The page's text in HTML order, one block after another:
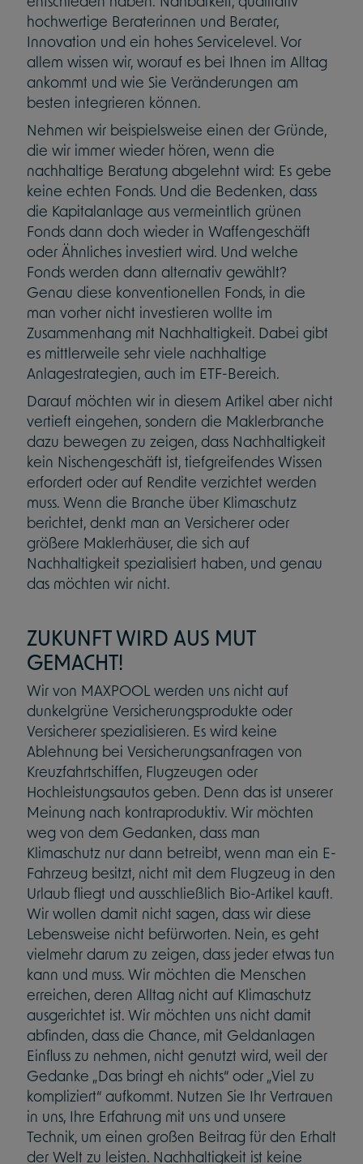
hochwertige Beraterinnen und Berater,
Innovation und ein hohes Servicelevel. Vor
allem wissen wir, worauf es bei Ihnen im Alltag
ankommt und wie Sie Veränderungen am
besten integrieren können.
Nehmen wir beispielsweise einen der Gründe,
die wir immer wieder hören, wenn die
nachhaltige Beratung abgelehnt wird: Es gebe
keine echten Fonds. Und die Bedenken, dass
die Kapitalanlage aus vermeintlich grünen
Fonds dann doch wieder in Waffengeschäft
oder Ähnliches investiert wird. Und welche
Fonds werden dann alternativ gewählt?
Genau diese konventionellen Fonds, in die
man vorher nicht investieren wollte im
Zusammenhang mit Nachhaltigkeit. Dabei gibt
es mittlerweile sehr viele nachhaltige
Anlagestrategien, auch im ETF-Bereich.
Darauf möchten wir in diesem Artikel aber nicht
vertieft eingehen, sondern die Maklerbranche
dazu bewegen zu zeigen, dass Nachhaltigkeit
kein Nischengeschäft ist, tiefgreifendes Wissen
erfordert oder auf Rendite verzichtet werden
muss. Wenn die Branche über Klimaschutz
berichtet, denkt man an Versicherer oder
größere Maklerhäuser, die sich auf
Nachhaltigkeit spezialisiert haben, und genau
das möchten wir nicht.
ZUKUNFT WIRD AUS MUT
GEMACHT!
Wir von MAXPOOL werden uns nicht auf
dunkelgrüne Versicherungsprodukte oder
Versicherer spezialisieren. Es wird keine
Ablehnung bei Versicherungsanfragen von
Kreuzfahrtschiffen, Flugzeugen oder
Hochleistungsautos geben. Denn das ist unserer
Meinung nach kontraproduktiv. Wir möchten
weg von dem Gedanken, dass man
Klimaschutz nur dann betreibt, wenn man ein E-
Fahrzeug besitzt, nicht mit dem Flugzeug in den
Urlaub fliegt und ausschließlich Bio-Artikel kauft.
Wir wollen damit nicht sagen, dass wir diese
Lebensweise nicht befürworten. Nein, es geht
vielmehr darum zu zeigen, dass jeder etwas tun
kann und muss. Wir möchten die Menschen
erreichen, deren Alltag nicht auf Klimaschutz
ausgerichtet ist. Wir möchten uns nicht damit
abfinden, dass die Chance, mit Geldanlagen
Einfluss zu nehmen, nicht genutzt wird, weil der
Gedanke „Das bringt eh nichts“ oder „Viel zu
kompliziert“ aufkommt. Nutzen Sie Ihr Vertrauen
in uns, Ihre Erfahrung mit uns und unsere
Technik, um einen großen Beitrag für den Erhalt
der Welt zu leisten. Nachhaltigkeit ist keine